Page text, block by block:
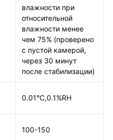
влажности при
относительной
влажности менее
чем 75% (проверено
с пустой камерой,
через 30 минут
после стабилизации)
0.01℃,0.1%RH
100-150